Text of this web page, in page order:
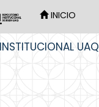
INICIO
UAQ